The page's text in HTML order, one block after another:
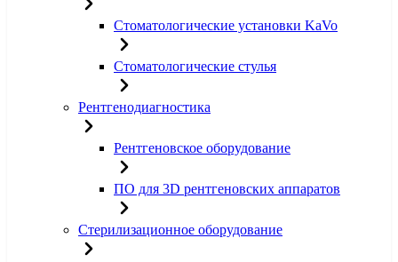
Стоматологические установки KaVo
Стоматологические стулья
Рентгенодиагностика
Рентгеновское оборудование
ПО для 3D рентгеновских аппаратов
Стерилизационное оборудование